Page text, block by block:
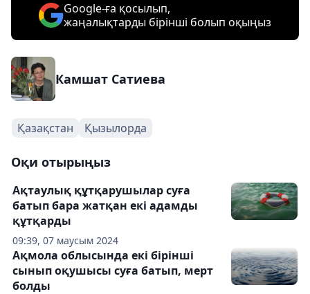
Google-ға қосылып,
жаңалықтарды бірінші болып оқыңыз
Камшат Сатиева
Қазақстан Қызылорда
Оқи отырыңыз
09:39, 07 маусым 2024
Ақтаулық құтқарушылар суға
батып бара жатқан екі адамды
құтқарды
Ақмола облысында екі бірінші
сынып оқушысы суға батып, мерт
болды